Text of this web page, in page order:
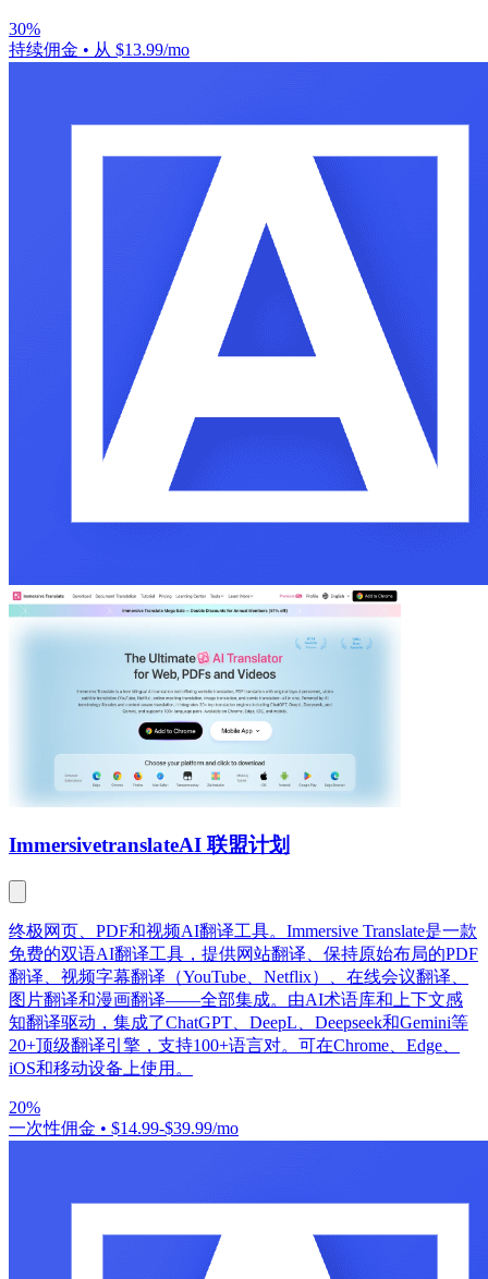
30%
持续佣金 • 从 $13.99/mo
ImmersivetranslateAI 联盟计划
终极网页、PDF和视频AI翻译工具。Immersive Translate是一款
免费的双语AI翻译工具，提供网站翻译、保持原始布局的PDF
翻译、视频字幕翻译（YouTube、Netflix）、在线会议翻译、
图片翻译和漫画翻译——全部集成。由AI术语库和上下文感
知翻译驱动，集成了ChatGPT、DeepL、Deepseek和Gemini等
20+顶级翻译引擎，支持100+语言对。可在Chrome、Edge、
iOS和移动设备上使用。
20%
一次性佣金 • $14.99-$39.99/mo